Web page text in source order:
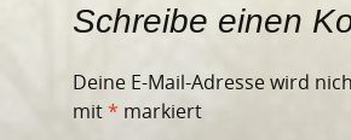
Schreibe einen
Deine E-Mail-Adresse wird
mit* markiert